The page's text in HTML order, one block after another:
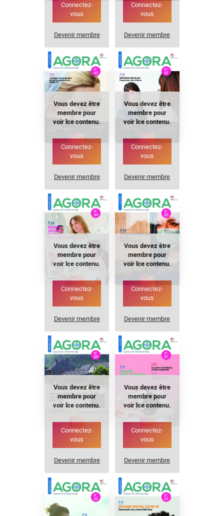
Connectez-
vous
Devenir membre
Connectez-
vous
Devenir membre
Vous devez être
membre pour
voir lce contenu.
Connectez-
vous
Devenir membre
Vous devez être
membre pour
voir lce contenu.
Connectez-
vous
Devenir membre
Vous devez être
membre pour
voir lce contenu.
Connectez-
vous
Devenir membre
Vous devez être
membre pour
voir lce contenu.
Connectez-
vous
Devenir membre
Vous devez être
membre pour
voir lce contenu.
Connectez-
vous
Devenir membre
Vous devez être
membre pour
voir lce contenu.
Connectez-
vous
Devenir membre